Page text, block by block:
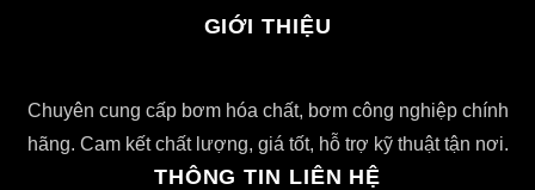
GIỚI THIỆU
Chuyên cung cấp bơm hóa chất, bơm công nghiệp chính
hãng. Cam kết chất lượng, giá tốt, hỗ trợ kỹ thuật tận nơi.
THÔNG TIN LIÊN HỆ